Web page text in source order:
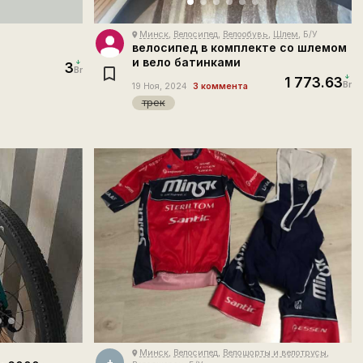
3Br
place Минск, Велосипед, Велообувь, Шлем, Б/У
велосипед в комплекте со шлемом
и вело батинками
19 Ноя, 2024 3 коммента 1 773.63Br
трек
place Минск, Велосипед, Велошорты и велотрусы,